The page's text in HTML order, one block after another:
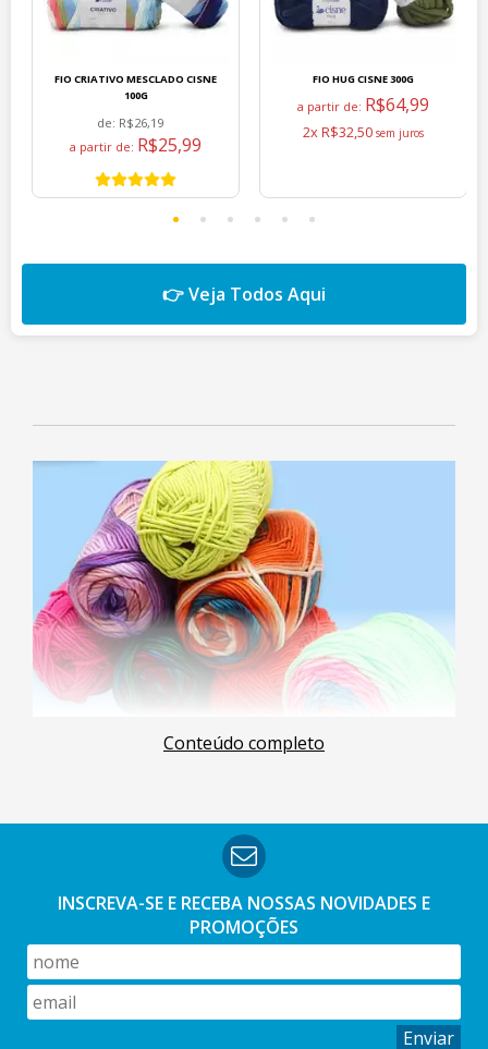
FIO CRIATIVO MESCLADO CISNE
100G
de: R$26,19
a partir de: R$25,99
FIO HUG CISNE 300G
a partir de: R$64,99
2x R$32,50
👉 Veja Todos Aqui
Conteúdo completo
INSCREVA-SE E RECEBA NOSSAS NOVIDADES E
PROMOÇÕES
Enviar